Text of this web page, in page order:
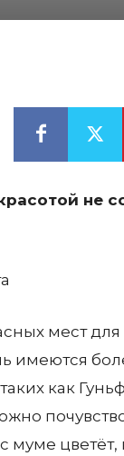
не
мест
имеются
как